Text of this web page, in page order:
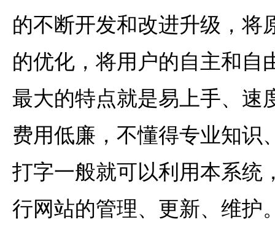
的不断开发和改进升级，将
的优化，将用户的自主和自
最大的特点就是易上手、速
费用低廉，不懂得专业知识
打字一般就可以利用本系统
行网站的管理、更新、维护